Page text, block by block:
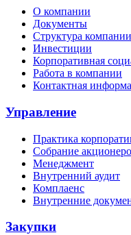
О компании
Документы
Структура компании
Инвестиции
Корпоративная
Работа в компании
Контактная
Управление
Практика
Собрание
Менеджмент
Внутренний аудит
Комплаенс
Внутренние
Закупки